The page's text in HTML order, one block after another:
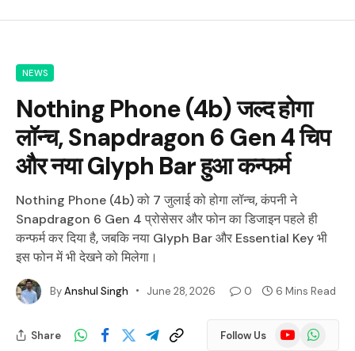
NEWS
Nothing Phone (4b) जल्द होगा
लॉन्च, Snapdragon 6 Gen 4 चिप
और नया Glyph Bar हुआ कन्फर्म
Nothing Phone (4b) को 7 जुलाई को होगा लॉन्च, कंपनी ने
Snapdragon 6 Gen 4 प्रोसेसर और फोन का डिजाइन पहले ही
कन्फर्म कर दिया है, जबकि नया Glyph Bar और Essential Key भी
इस फोन में भी देखने को मिलेगा।
ByAnshul Singh June 28, 2026 0 6 Mins Read
Share Follow Us YouTubeWhatsApp